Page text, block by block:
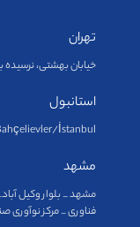
تهران
خیابان بهشتی، نرسیده به
استانبول
İstanbul
مشهد
فناوری _ مرکز نوآوری